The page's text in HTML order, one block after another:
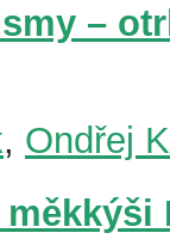
–
, Ondřej